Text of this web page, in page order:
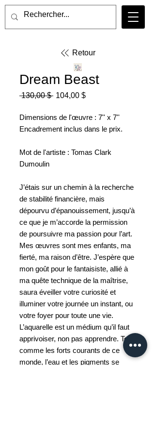
Retour
Dream Beast
130,00 $ Prix
104,00 $Prix
Dimensions de l'œuvre : 7'' x 7''
Encadrement inclus dans le prix.
Mot de l'artiste : Tomas Clark
Dumoulin
J’étais sur un chemin à la recherche
de stabilité financière, mais
dépourvu d’épanouissement, jusqu’à
ce que je m’accorde la permission
de poursuivre ma passion pour l’art.
Mes œuvres sont mes enfants, ma
fierté, ma raison d’être. J’espère que
mon goût pour le fantaisiste, allié à
ma quête technique de la maîtrise,
saura éveiller votre curiosité et
illuminer votre journée un instant, ou
votre foyer pour toute une vie.
L’aquarelle est un médium qu’il faut
apprivoiser, non pas apprendre. Tout
comme les forts courants de ce
monde, l’eau et les pigments se